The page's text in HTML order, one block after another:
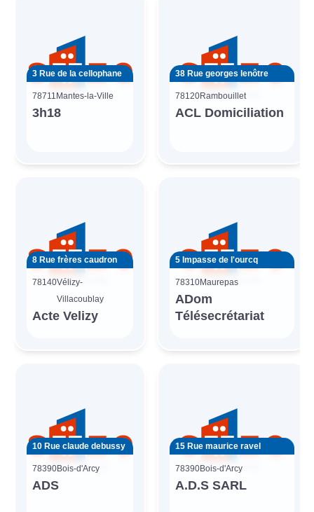
3 Rue de la cellophane
78711 Mantes-la-Ville
3h18
38 Rue georges lenôtre
78120Rambouillet
ACL Domiciliation
8 Rue frères caudron
78140Vélizy-
Villacoublay
Acte Velizy
5 Impasse de l'ourcq
78310Maurepas
ADom
Télésecrétariat
10 Rue claude debussy
78390Bois-d'Arcy
ADS
15 Rue maurice ravel
78390Bois-d'Arcy
A.D.S SARL